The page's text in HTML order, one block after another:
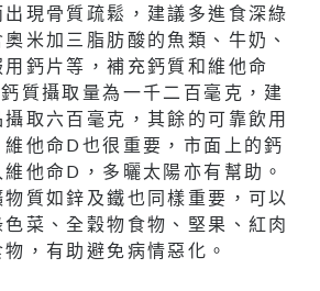
現骨質疏鬆，建議多進食深綠
米加三脂肪酸的魚類、牛奶、
鈣片等，補充鈣質和維他命
質攝取量為一千二百毫克，建
取六百毫克，其餘的可靠飲用
他命D也很重要，市面上的鈣
他命D，多曬太陽亦有幫助。
質如鋅及鐵也同樣重要，可以
菜、全穀物食物、堅果、紅肉
，有助避免病情惡化。